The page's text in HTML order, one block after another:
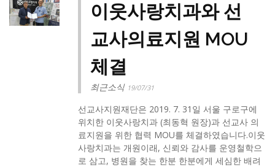
이웃사랑치과와 선
교사의료지원 MOU
체결
최근소식 19/07/31
선교사지원재단은 2019. 7. 31일 서울 구로구에
위치한 이웃사랑치과 (최동혁 원장)과 선교사 의
료지원을 위한 협력 MOU를 체결하였습니다.​이웃
사랑치과는 개원이래, 신뢰와 감사를 운영철학으
로 삼고, 병원을 찾는 한분 한분에게 세심한 배려